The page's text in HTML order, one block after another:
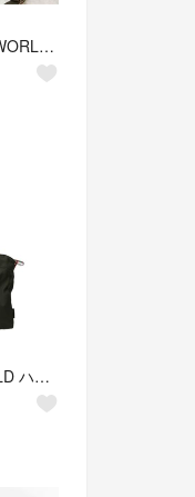
希少 HUNTING WORLD ハンティングワールド メンズ ショルダーバッグ クロスボディバッグ 光沢加工
HUNTING WORLD ハンティングワールド バリスティックナイロン